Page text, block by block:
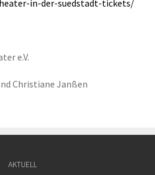
in-der-suedstadt-tickets/
e.V.
Christiane Janßen
AKTUELL